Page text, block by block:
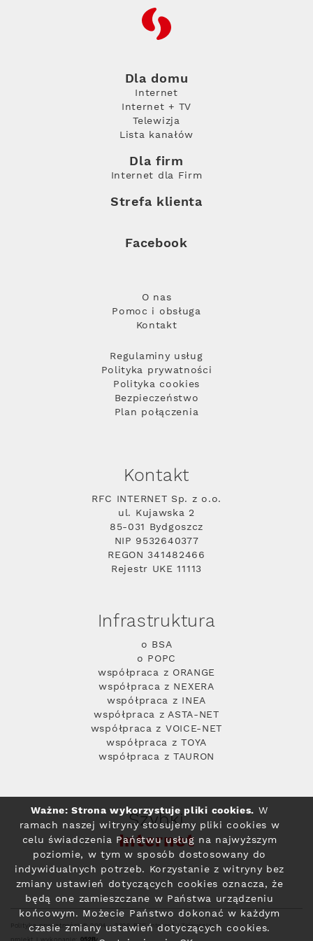
RFC
Dla domu
Internet
Internet + TV
Telewizja
Lista kanałów
Dla firm
Internet dla Firm
Strefa klienta
Facebook
O nas
Pomoc i obsługa
Kontakt
Regulaminy usług
Polityka prywatności
Polityka cookies
Bezpieczeństwo
Plan połączenia
Kontakt
RFC INTERNET Sp. z o.o.
ul. Kujawska 2
85-031 Bydgoszcz
NIP 9532640377
REGON 341482466
Rejestr UKE 11113
Infrastruktura
o BSA
o POPC
współpraca z ORANGE
współpraca z NEXERA
współpraca z INEA
współpraca z ASTA-NET
współpraca z VOICE-NET
współpraca z TOYA
współpraca z TAURON
Szybki
Internet
Polityka prywatności© 2004 - 2026 RFC Internet i Telewizja
Ważne: Strona wykorzystuje pliki cookies. W
ramach naszej witryny stosujemy pliki cookies w
celu świadczenia Państwu usług na najwyższym
poziomie, w tym w sposób dostosowany do
indywidualnych potrzeb. Korzystanie z witryny bez
zmiany ustawień dotyczących cookies oznacza, że
będą one zamieszczane w Państwa urządzeniu
końcowym. Możecie Państwo dokonać w każdym
czasie zmiany ustawień dotyczących cookies.